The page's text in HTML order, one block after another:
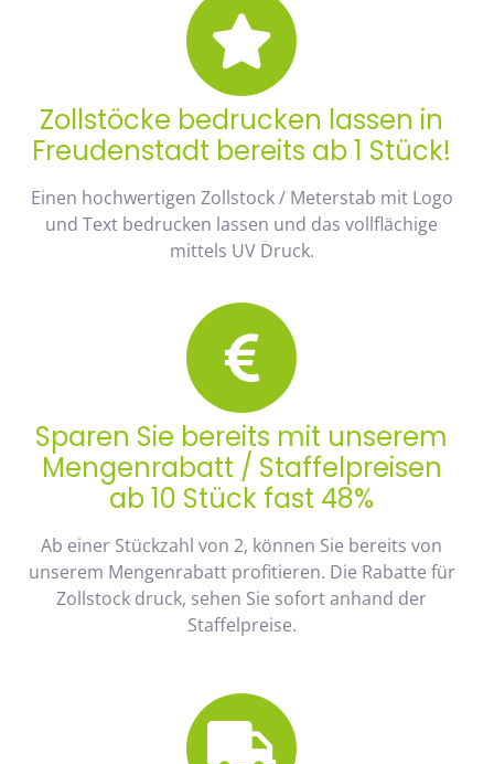
Zollstöcke bedrucken lassen in
Freudenstadt bereits ab 1 Stück!
Einen hochwertigen Zollstock / Meterstab mit Logo
und Text bedrucken lassen und das vollflächige
mittels UV Druck.
Sparen Sie bereits mit unserem
Mengenrabatt / Staffelpreisen
ab 10 Stück fast 48%
Ab einer Stückzahl von 2, können Sie bereits von
unserem Mengenrabatt profitieren. Die Rabatte für
Zollstock druck, sehen Sie sofort anhand der
Staffelpreise.